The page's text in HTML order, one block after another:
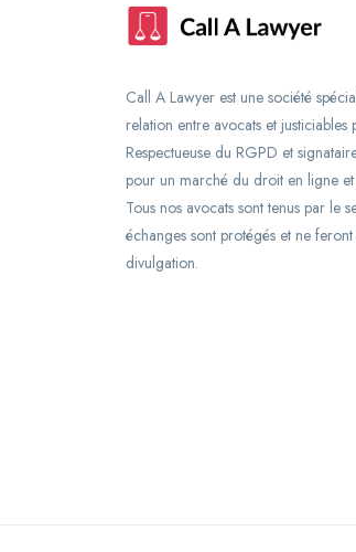
Call A Lawyer est une société
relation entre avocats et
Respectueuse du RGPD et
pour un marché du droit en ligne et
Tous nos avocats sont tenus par le
échanges sont protégés et ne
divulgation.